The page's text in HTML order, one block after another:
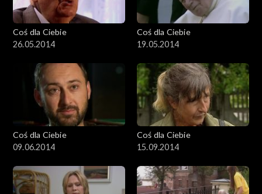
Coś dla Ciebie
26.05.2014
Coś dla Ciebie
19.05.2014
Coś dla Ciebie
09.06.2014
Coś dla Ciebie
15.09.2014